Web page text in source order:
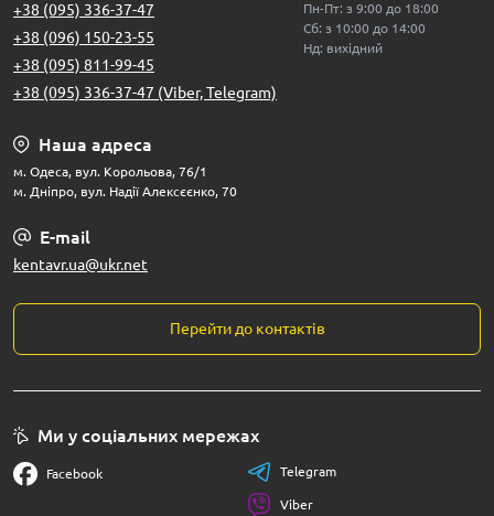
+38 (095) 336-37-47
+38 (096) 150-23-55
+38 (095) 811-99-45
+38 (095) 336-37-47 (Viber, Telegram)
Пн-Пт: з 9:00 до 18:00
Сб: з 10:00 до 14:00
Нд: вихідний
Наша адреса
м. Одеса, вул. Корольова, 76/1
м. Дніпро, вул. Надії Алексєєнко, 70
E-mail
kentavr.ua@ukr.net
Перейти до контактів
Ми у соціальних мережах
Facebook Telegram
Viber